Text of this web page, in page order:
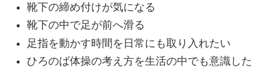
靴下の締め付けが気になる
靴下の中で足が前へ滑る
足指を動かす時間を日常にも取り入れたい
ひろのば体操の考え方を生活の中でも意識した